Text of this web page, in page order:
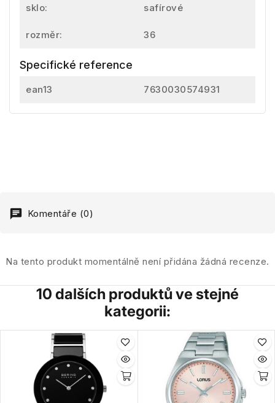
sklo: safírové
rozměr: 36
Specifické reference
ean13 7630030574931
Komentáře (0)
Na tento produkt momentálně není přidána žádná recenze.
10 dalších produktů ve stejné
kategorii: